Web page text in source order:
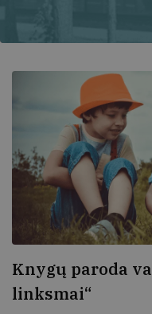
Knygų paroda
linksmai“